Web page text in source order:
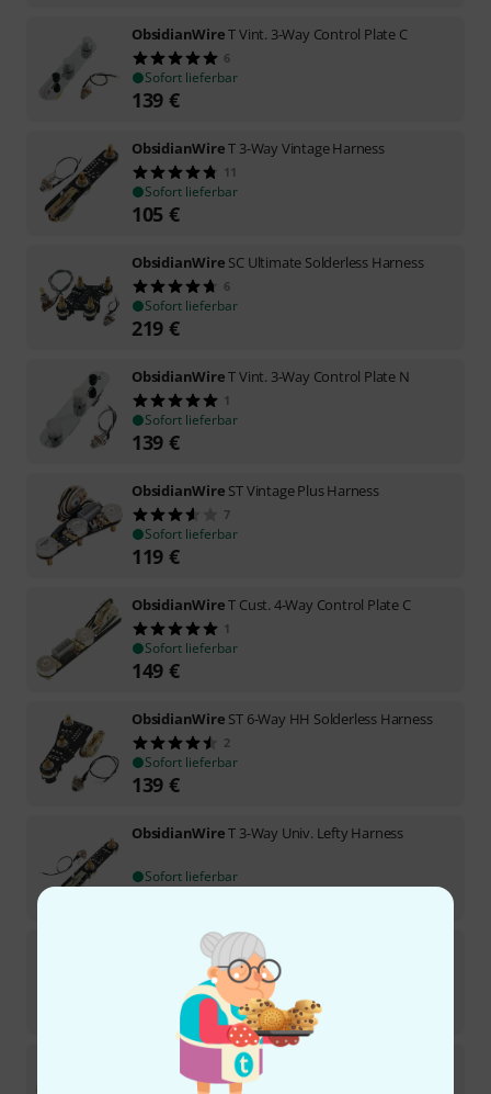
ObsidianWireT Vint. 3-Way Control Plate C
6
Sofort lieferbar
139 €
ObsidianWireT 3-Way Vintage Harness
11
Sofort lieferbar
105 €
ObsidianWire SC Ultimate Solderless Harness
6
Sofort lieferbar
219 €
ObsidianWireT Vint. 3-Way Control Plate N
1
Sofort lieferbar
139 €
ObsidianWire ST Vintage Plus Harness
7
Sofort lieferbar
119 €
ObsidianWireT Cust. 4-Way Control Plate C
1
Sofort lieferbar
149 €
ObsidianWire ST 6-Way HH Solderless Harness
2
Sofort lieferbar
139 €
ObsidianWireT 3-Way Univ. Lefty Harness
Sofort lieferbar
ObsidianWire T 7-Way Custom Nashville
6
Sofort lieferbar
ST Univ. Blender Lefty Harness
2